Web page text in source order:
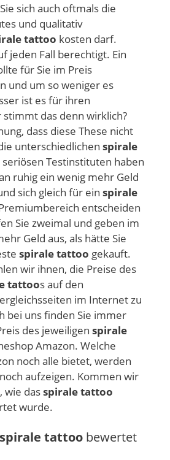
sich auch oftmals die
und qualitativ
tattoo kosten darf.
jeden Fall berechtigt. Ein
für Sie im Preis
und um so weniger es
ist es für ihren
das denn wirklich?
dass diese These nicht
unterschiedlichen spirale
seriösen Testinstituten haben
ruhig ein wenig mehr Geld
sich gleich für ein spirale
entscheiden
Sie zweimal und geben im
Geld aus, als hätte Sie
spirale tattoo gekauft.
wir ihnen, die Preise des
tattoos auf den
im Internet zu
bei uns finden Sie immer
des jeweiligen spirale
Amazon. Welche
noch alle bietet, werden
aufzeigen. Kommen wir
wie dasspirale tattoo
wurde.
spirale tattoo bewertet